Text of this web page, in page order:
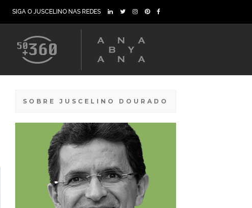
SIGA O JUSCELINO NAS REDES
SOBRE JUSCELINO DOURADO